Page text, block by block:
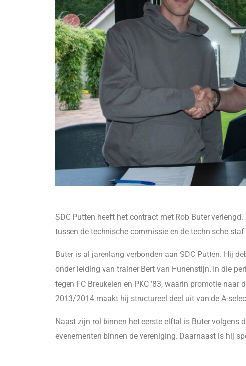
SDC Putten heeft het contract met Rob Buter
tussen de technische commissie en de technische staf
Buter is al jarenlang verbonden aan SDC Putten. Hij
onder leiding van trainer Bert van Hunenstijn. In die
tegen FC Breukelen en PKC ’83, waarin promotie
2013/2014 maakt hij structureel deel uit van de A-
Naast zijn rol binnen het eerste elftal is Buter volgens
evenementen binnen de vereniging. Daarnaast is hij